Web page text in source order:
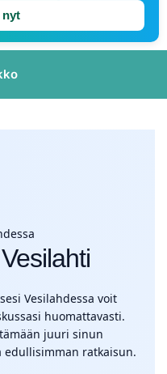
nyt
Vesilahdessa voit
huomattavasti.
juuri sinun
ratkaisun.